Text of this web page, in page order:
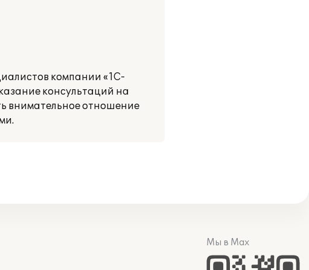
компании «1С-
консультаций на
внимательное отношение
Мы в Max